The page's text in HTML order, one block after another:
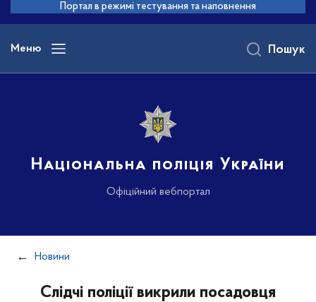
основного
вмісту
Портал в режимі тестування та наповнення
Меню
Національна поліція України
Офіційний вебпортал
Пошук
Новини
Слідчі поліції викрили посадовця